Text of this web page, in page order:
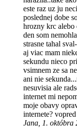
este raz uz ju
poslednej dobe
hrozny krc alebo
den som
strasne tahal
aj viac mam
sekundu nieco
vsimnem ze sa
ani nie
nesuvisia ale
internet mi
moje obavy
internete?
Jana, 1. októbra